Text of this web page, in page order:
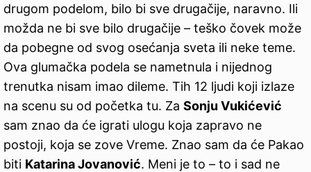
drugom podelom, bilo bi sve drugačije, naravno. Ili
možda ne bi sve bilo drugačije – teško čovek može
da pobegne od svog osećanja sveta ili neke teme.
Ova glumačka podela se nametnula i nijednog
trenutka nisam imao dileme. Tih 12 ljudi koji izlaze
na scenu su od početka tu. Za Sonju Vukićević
sam znao da će igrati ulogu koja zapravo ne
postoji, koja se zove Vreme. Znao sam da će Pakao
biti Katarina Jovanović. Meni je to – to i sad ne